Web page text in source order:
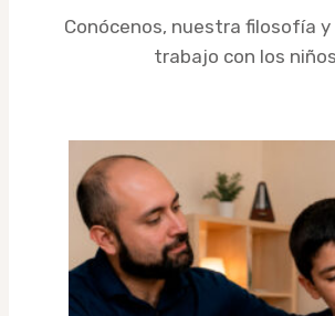
Conócenos, nuestra filosofía
trabajo con los